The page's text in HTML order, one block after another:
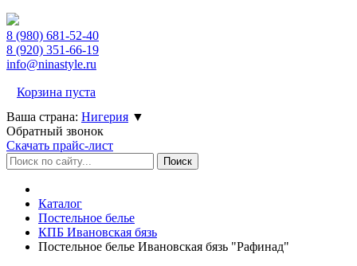
8 (980) 681-52-40
8 (920) 351-66-19
info@ninastyle.ru
Корзина пуста
Ваша страна: Нигерия ▼
Обратный звонок
Скачать прайс-лист
Каталог
Постельное белье
КПБ Ивановская бязь
Постельное белье Ивановская бязь "Рафинад"